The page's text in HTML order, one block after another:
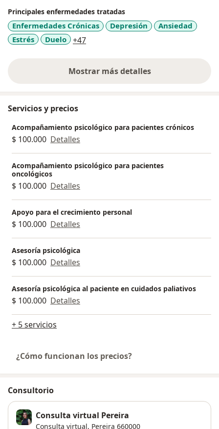
Principales enfermedades tratadas
Enfermedades Crónicas Depresión
Ansiedad
Estrés
Duelo +47a11y_sr_more_diseases
Mostrar más detalles
sobre la experiencia
Servicios y precios
Acompañamiento psicológico para pacientes crónicos
$ 100.000 Detalles
Acompañamiento psicológico para pacientes
oncológicos
$ 100.000 Detalles
Apoyo para el crecimiento personal
$ 100.000 Detalles
Asesoría psicológica
$ 100.000 Detalles
Asesoría psicológica al paciente en cuidados paliativos
$ 100.000 Detalles
+ 5 servicios
¿Cómo funcionan los precios?
Consultorio
Consulta virtual Pereira
Consulta virtual, Pereira 660000